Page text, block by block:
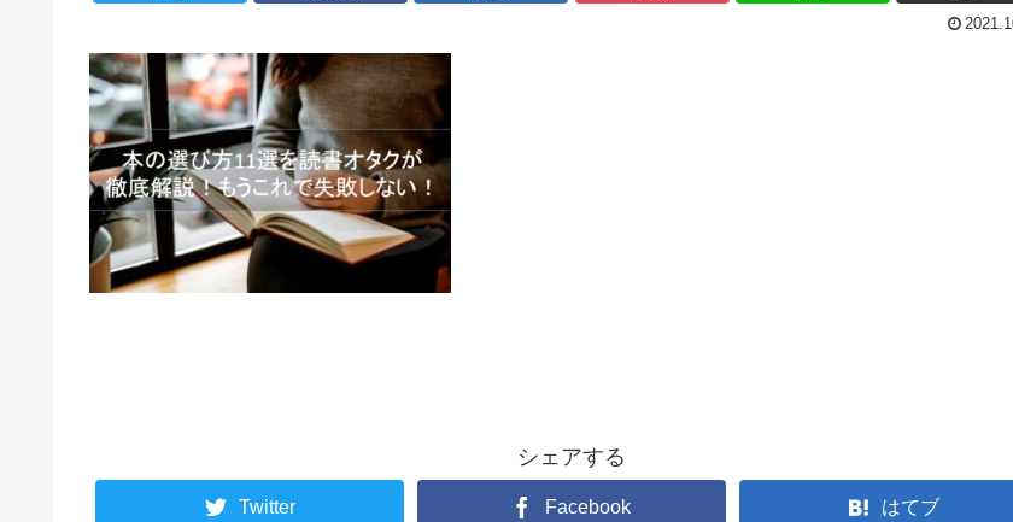
シェアする
Twitter Facebook はてブ